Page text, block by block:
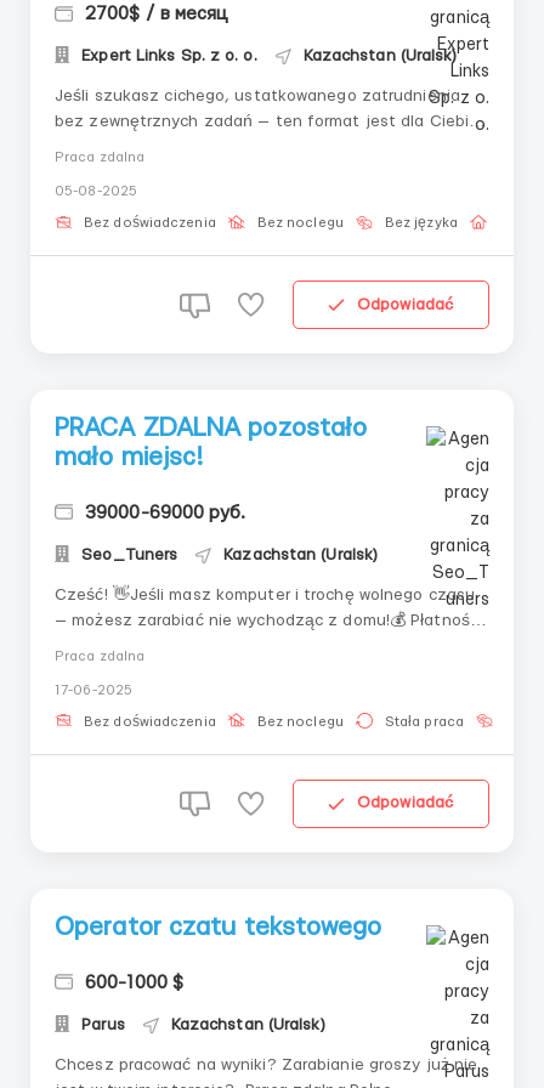
2700$ / в месяц
Expert Links Sp. z o. o. Kazachstan (Uralsk)
Jeśli szukasz cichego, ustatkowanego zatrudnienia
bez zewnętrznych zadań — ten format jest dla Ciebie
zarejestrować wynik. 📌 Zadania: – Połączenie poprzez
dostęp – Wykonywanie operac...
Praca zdalna
05-08-2025
Bez doświadczenia Bez noclegu Bez języka
Odpowiadać
PRACA ZDALNA pozostało
mało miejsc!
39000-69000 руб.
Seo_Tuners Kazachstan (Uralsk)
Cześć! 👋Jeśli masz komputer i trochę wolnego czasu
— możesz zarabiać nie wychodząc z domu!💰 Płatność
162 36 18
Praca zdalna
17-06-2025
Bez doświadczenia Bez noclegu Stała praca
Odpowiadać
Operator czatu tekstowego
600-1000 $
Parus Kazachstan (Uralsk)
Chcesz pracować na wyniki? Zarabianie groszy już nie